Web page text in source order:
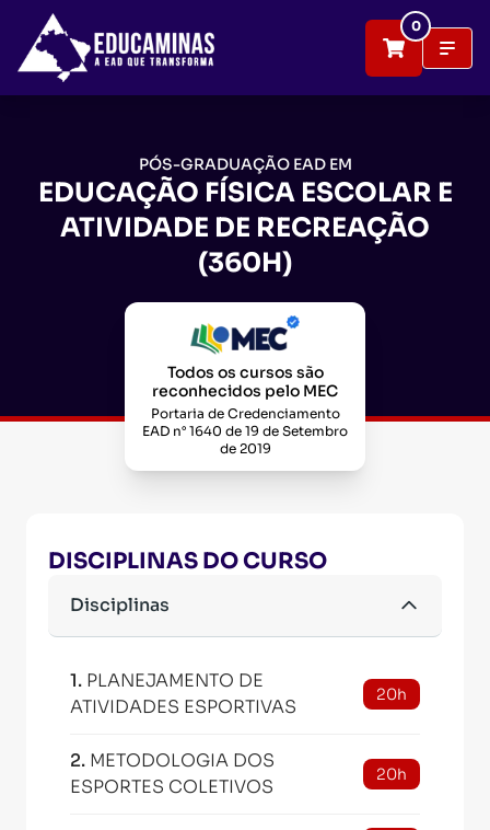
0
PÓS-GRADUAÇÃO EAD EM
EDUCAÇÃO FÍSICA ESCOLAR E
ATIVIDADE DE RECREAÇÃO
(360H)
Todos os cursos são
reconhecidos pelo MEC
Portaria de Credenciamento
EAD n° 1640 de 19 de Setembro
de 2019
DISCIPLINAS DO CURSO
Disciplinas
1. PLANEJAMENTO DE
ATIVIDADES ESPORTIVAS
20h
2. METODOLOGIA DOS
ESPORTES COLETIVOS
20h